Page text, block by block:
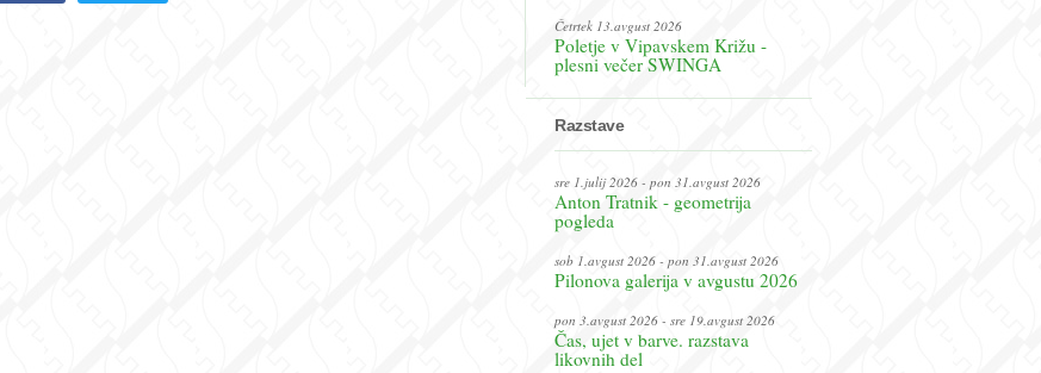
Četrtek 13.avgust 2026
Poletje v Vipavskem Križu -
plesni večer SWINGA
Razstave
sre 1.julij 2026 - pon 31.avgust 2026
Anton Tratnik - geometrija
pogleda
sob 1.avgust 2026 - pon 31.avgust 2026
Pilonova galerija v avgustu 2026
pon 3.avgust 2026 - sre 19.avgust 2026
Čas, ujet v barve. razstava
likovnih del